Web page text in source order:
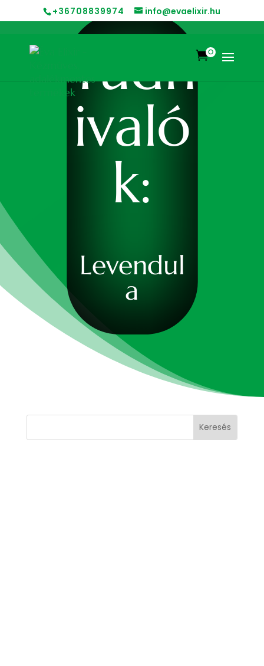
+36708839974 info@evaelixir.hu
0
Tudn
ivaló
k:
Levendul
a